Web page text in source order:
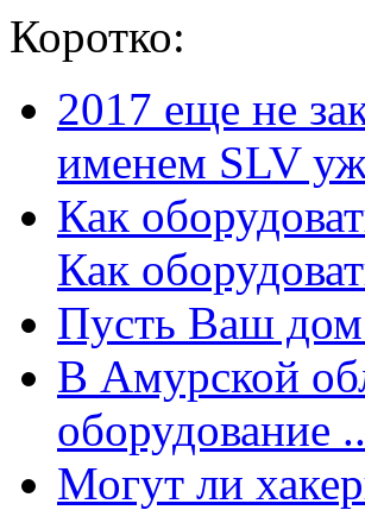
Коротко:
2017 еще не
именем SLV
Как
Как
Пусть Ваш
В Амурской
оборудование
Могут ли